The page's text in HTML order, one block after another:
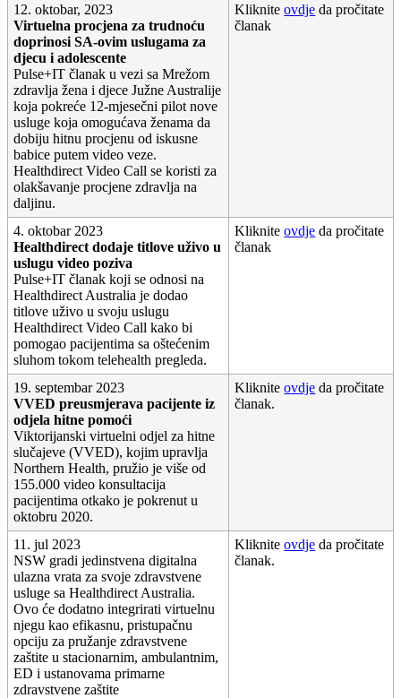
12. oktobar, 2023
Virtuelna procjena za trudnoću
doprinosi SA-ovim uslugama za
djecu i adolescente
Pulse+IT članak u vezi sa Mrežom
zdravlja žena i djece Južne Australije
koja pokreće 12-mjesečni pilot nove
usluge koja omogućava ženama da
dobiju hitnu procjenu od iskusne
babice putem video veze.
Healthdirect Video Call se koristi za
olakšavanje procjene zdravlja na
daljinu.
Kliknite ovdje da pročitate
članak
4. oktobar 2023
Healthdirect dodaje titlove uživo u
uslugu video poziva
Pulse+IT članak koji se odnosi na
Healthdirect Australia je dodao
titlove uživo u svoju uslugu
Healthdirect Video Call kako bi
pomogao pacijentima sa oštećenim
sluhom tokom telehealth pregleda.
Kliknite ovdje da pročitate
članak
19. septembar 2023
VVED preusmjerava pacijente iz
odjela hitne pomoći
Viktorijanski virtuelni odjel za hitne
slučajeve (VVED), kojim upravlja
Northern Health, pružio je više od
155.000 video konsultacija
pacijentima otkako je pokrenut u
oktobru 2020.
Kliknite ovdje da pročitate
članak.
11 . jul 2023
NSW gradi jedinstvena digitalna
ulazna vrata za svoje zdravstvene
usluge sa Healthdirect Australia.
Ovo će dodatno integrirati virtuelnu
njegu kao efikasnu, pristupačnu
opciju za pružanje zdravstvene
zaštite u stacionarnim, ambulantnim,
ED i ustanovama primarne
zdravstvene zaštite
Kliknite ovdje da pročitate
članak.